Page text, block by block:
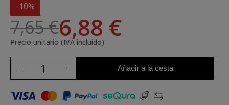
-10%
7,65 €6,88 €
Precio unitario (IVA incluido)
Añadir a la cesta